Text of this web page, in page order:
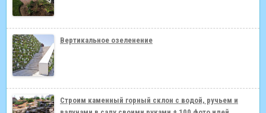
Вертикальное озеленение
Строим каменный горный склон с водой, ручьем и